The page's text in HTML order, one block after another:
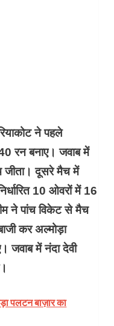
ने पहले
रन बनाए। जवाब में
जीता। दूसरे मैच में
10 ओवरों में 16
ने पांच विकेट से मैच
कर अल्मोड़ा
जवाब में नंदा देवी
पलटन बाज़ार का